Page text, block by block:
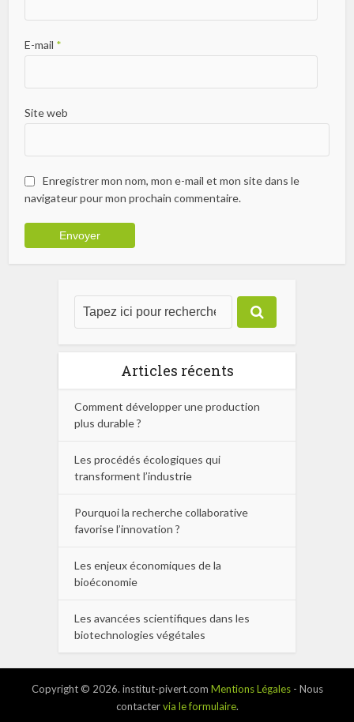
E-mail *
Site web
Enregistrer mon nom, mon e-mail et mon site dans le
navigateur pour mon prochain commentaire.
Articles récents
Comment développer une production
plus durable ?
Les procédés écologiques qui
transforment l’industrie
Pourquoi la recherche collaborative
favorise l’innovation ?
Les enjeux économiques de la
bioéconomie
Les avancées scientifiques dans les
biotechnologies végétales
Copyright © 2026. institut-pivert.com Mentions Légales- Nous
contactervia le formulaire.